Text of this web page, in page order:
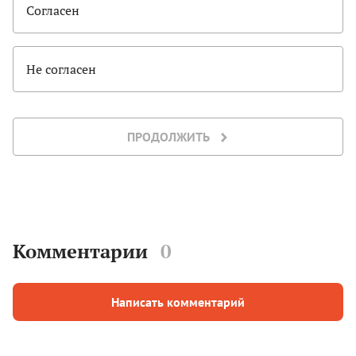
Согласен
Не согласен
ПРОДОЛЖИТЬ
Комментарии 0
Написать комментарий